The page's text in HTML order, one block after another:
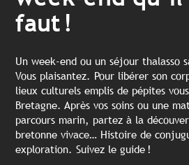
faut !
Un week-end ou un séjour thalasso
Vous plaisantez. Pour libérer son
lieux culturels emplis de pépites
Bretagne. Après vos soins ou une
parcours marin, partez à la
bretonne vivace… Histoire de
exploration. Suivez le guide !